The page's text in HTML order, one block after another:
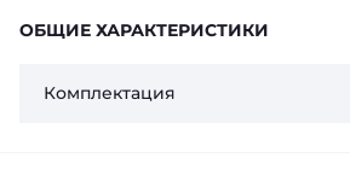
ОБЩИЕ ХАРАКТЕРИСТИКИ
Комплектация